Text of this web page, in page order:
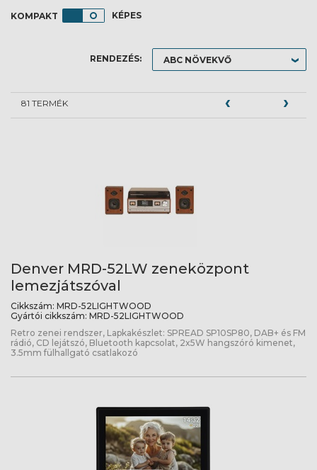
KÉPES
RENDEZÉS:
81 TERMÉK
Denver MRD-52LW zeneközpont
lemezjátszóval
Cikkszám: MRD-52LIGHTWOOD
Gyártói cikkszám: MRD-52LIGHTWOOD
Retro zenei rendszer, Lapkakészlet: SPREAD SP10SP80, DAB+ és FM
rádió, CD lejátszó, Bluetooth kapcsolat, 2x5W hangszóró kimenet,
3.5mm fülhallgató csatlakozó